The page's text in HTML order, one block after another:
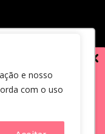
melhor
em nosso
e nosso
com o uso